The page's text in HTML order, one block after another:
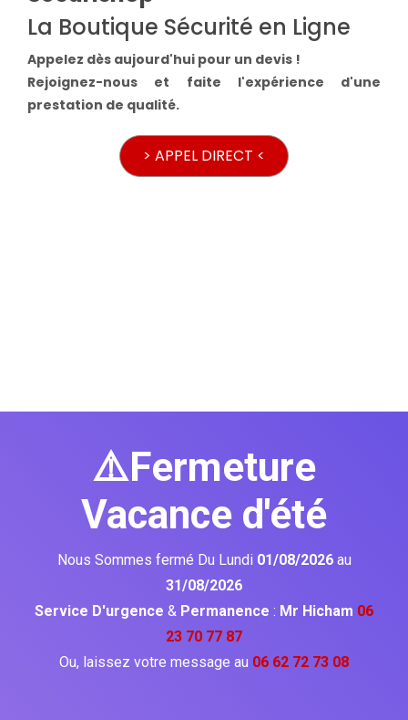
La Boutique Sécurité en Ligne
Appelez dès aujourd'hui pour un devis !
Rejoignez-nous et faite l'expérience d'une
prestation de qualité.
> APPEL DIRECT <
⚠️Fermeture
Vacance d'été
Nous Sommes fermé Du Lundi 01/08/2026 au
31/08/2026
Service D'urgence & Permanence : Mr Hicham 06
23 70 77 87
Ou, laissez votre message au 06 62 72 73 08